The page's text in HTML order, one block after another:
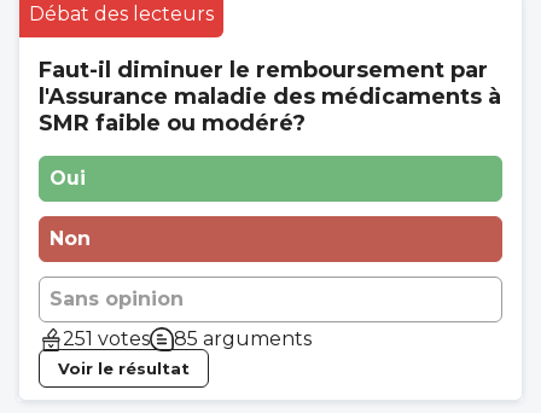
Débat des lecteurs
Faut-il diminuer le remboursement par
l'Assurance maladie des médicaments à
SMR faible ou modéré?
Oui
Non
Sans opinion
251 votes
85 arguments
Voir le résultat